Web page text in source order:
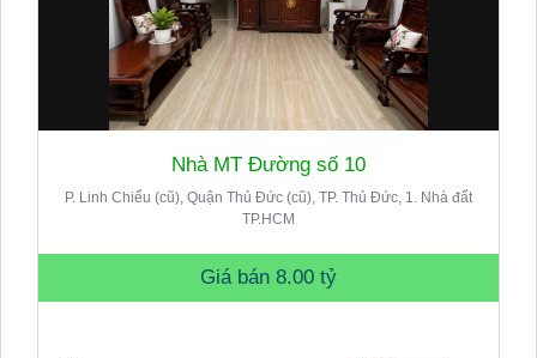
Nhà MT Đường số 10
P. Linh Chiểu (cũ), Quận Thủ Đức (cũ), TP. Thủ Đức, 1. Nhà đất
TP.HCM
Giá bán 8.00 tỷ